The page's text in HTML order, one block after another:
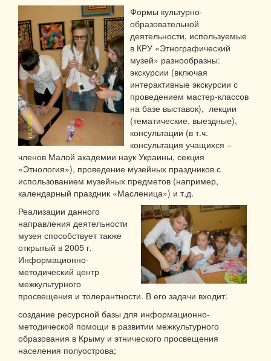
Формы культурно-
образовательной
деятельности, используемые
в КРУ «Этнографический
музей» разнообразны:
экскурсии (включая
интерактивные экскурсии с
проведением мастер-классов
на базе выставок), лекции
(тематические, выездные),
консультации (в т.ч.
консультация учащихся –
членов Малой академии наук Украины, секция
«Этнология»), проведение музейных праздников с
использованием музейных предметов (например,
календарный праздник «Масленица») и т.д.
Реализации данного
направления деятельности
музея способствует также
открытый в 2005 г.
Информационно-
методический центр
межкультурного
просвещения и толерантности. В его задачи входит:
создание ресурсной базы для информационно-
методической помощи в развитии межкультурного
образования в Крыму и этнического просвещения
населения полуострова;